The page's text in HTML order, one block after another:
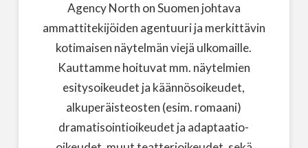
Agency North on Suomen johtava
ammattitekijöiden agentuuri ja merkittävin
kotimaisen näytelmän viejä ulkomaille.
Kauttamme hoituvat mm. näytelmien
esitysoikeudet ja käännösoikeudet,
alkuperäisteosten (esim. romaani)
dramatisointioikeudet ja adaptaatio-